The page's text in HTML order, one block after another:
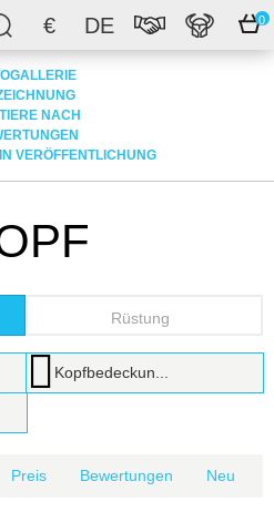
€ DE 0
NACH
VERÖFFENTLICHUNG
Rüstung
Kopfbedeckun...
Preis Bewertungen Neu